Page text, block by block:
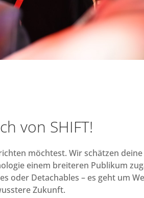
von SHIFT!
möchtest. Wir schätzen
einem breiteren Publikum
oder Detachables – es geht um
Zukunft.